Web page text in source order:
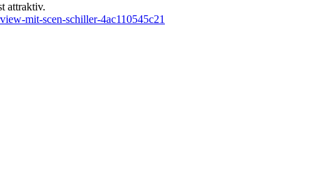
attraktiv.
mit-scen-schiller-4ac110545c21